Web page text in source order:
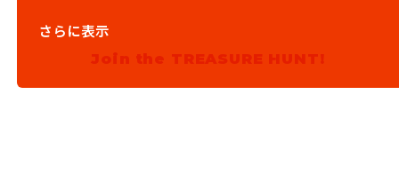
12歳以上
さらに表示
Join the TREASURE HUNT!